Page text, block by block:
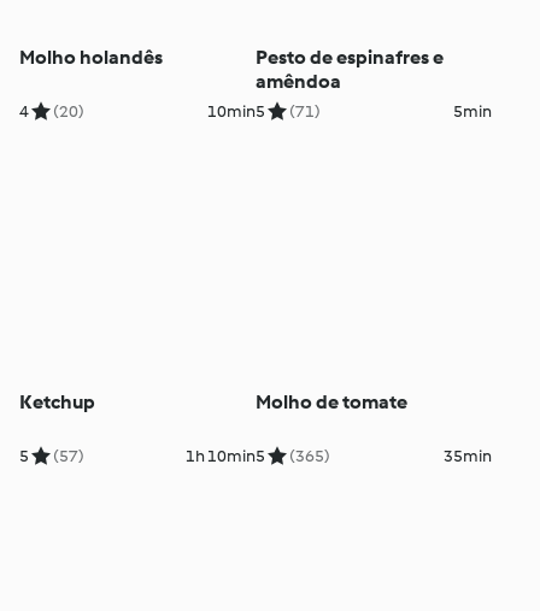
Molho holandês
4 (20) 10min
Pesto de espinafres e
amêndoa
5 (71) 5min
Ketchup
5 (57) 1h 10min
Molho de tomate
5 (365) 35min